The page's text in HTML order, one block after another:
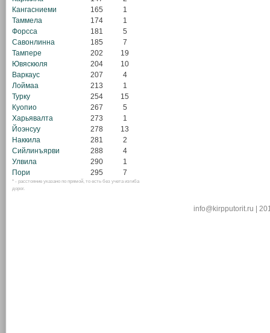
Кангасниеми
165
1
Таммела
174
1
Форсса
181
5
Савонлинна
185
7
Тампере
202
19
Ювяскюля
204
10
Варкаус
207
4
Лоймаа
213
1
Турку
254
15
Куопио
267
5
Харьявалта
273
1
Йоэнсуу
278
13
Наккила
281
2
Сийлинъярви
288
4
Улвила
290
1
Пори
295 7
* - расстояние указано по прямой, то есть без учета изгиба
дорог.
info@kirpputorit.ru |